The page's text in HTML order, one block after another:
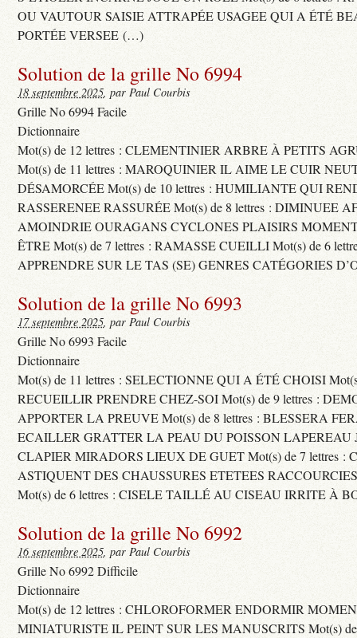
OU VAUTOUR SAISIE ATTRAPÉE USAGEE QUI A ÉTÉ
PORTÉE VERSEE (…)
Solution de la grille No 6994
18 septembre 2025, par Paul Courbis
Grille No 6994 Facile
Dictionnaire
Mot(s) de 12 lettres : CLEMENTINIER ARBRE À PETITS
Mot(s) de 11 lettres : MAROQUINIER IL AIME LE CUIR
DÉSAMORCÉE Mot(s) de 10 lettres : HUMILIANTE QUI
RASSERENEE RASSURÉE Mot(s) de 8 lettres : DIMINUEE
AMOINDRIE OURAGANS CYCLONES PLAISIRS
ÊTRE Mot(s) de 7 lettres : RAMASSE CUEILLI Mot(s) de 6
APPRENDRE SUR LE TAS (SE) GENRES CATÉGORIES
Solution de la grille No 6993
17 septembre 2025, par Paul Courbis
Grille No 6993 Facile
Dictionnaire
Mot(s) de 11 lettres : SELECTIONNE QUI A ÉTÉ CHOISI
RECUEILLIR PRENDRE CHEZ-SOI Mot(s) de 9 lettres :
APPORTER LA PREUVE Mot(s) de 8 lettres : BLESSERA
ECAILLER GRATTER LA PEAU DU POISSON LAPEREAU
CLAPIER MIRADORS LIEUX DE GUET Mot(s) de 7 lettres :
ASTIQUENT DES CHAUSSURES ETETEES
Mot(s) de 6 lettres : CISELE TAILLÉ AU CISEAU IRRITE À
Solution de la grille No 6992
16 septembre 2025, par Paul Courbis
Grille No 6992 Difficile
Dictionnaire
Mot(s) de 12 lettres : CHLOROFORMER ENDORMIR
MINIATURISTE IL PEINT SUR LES MANUSCRITS Mot(s) de